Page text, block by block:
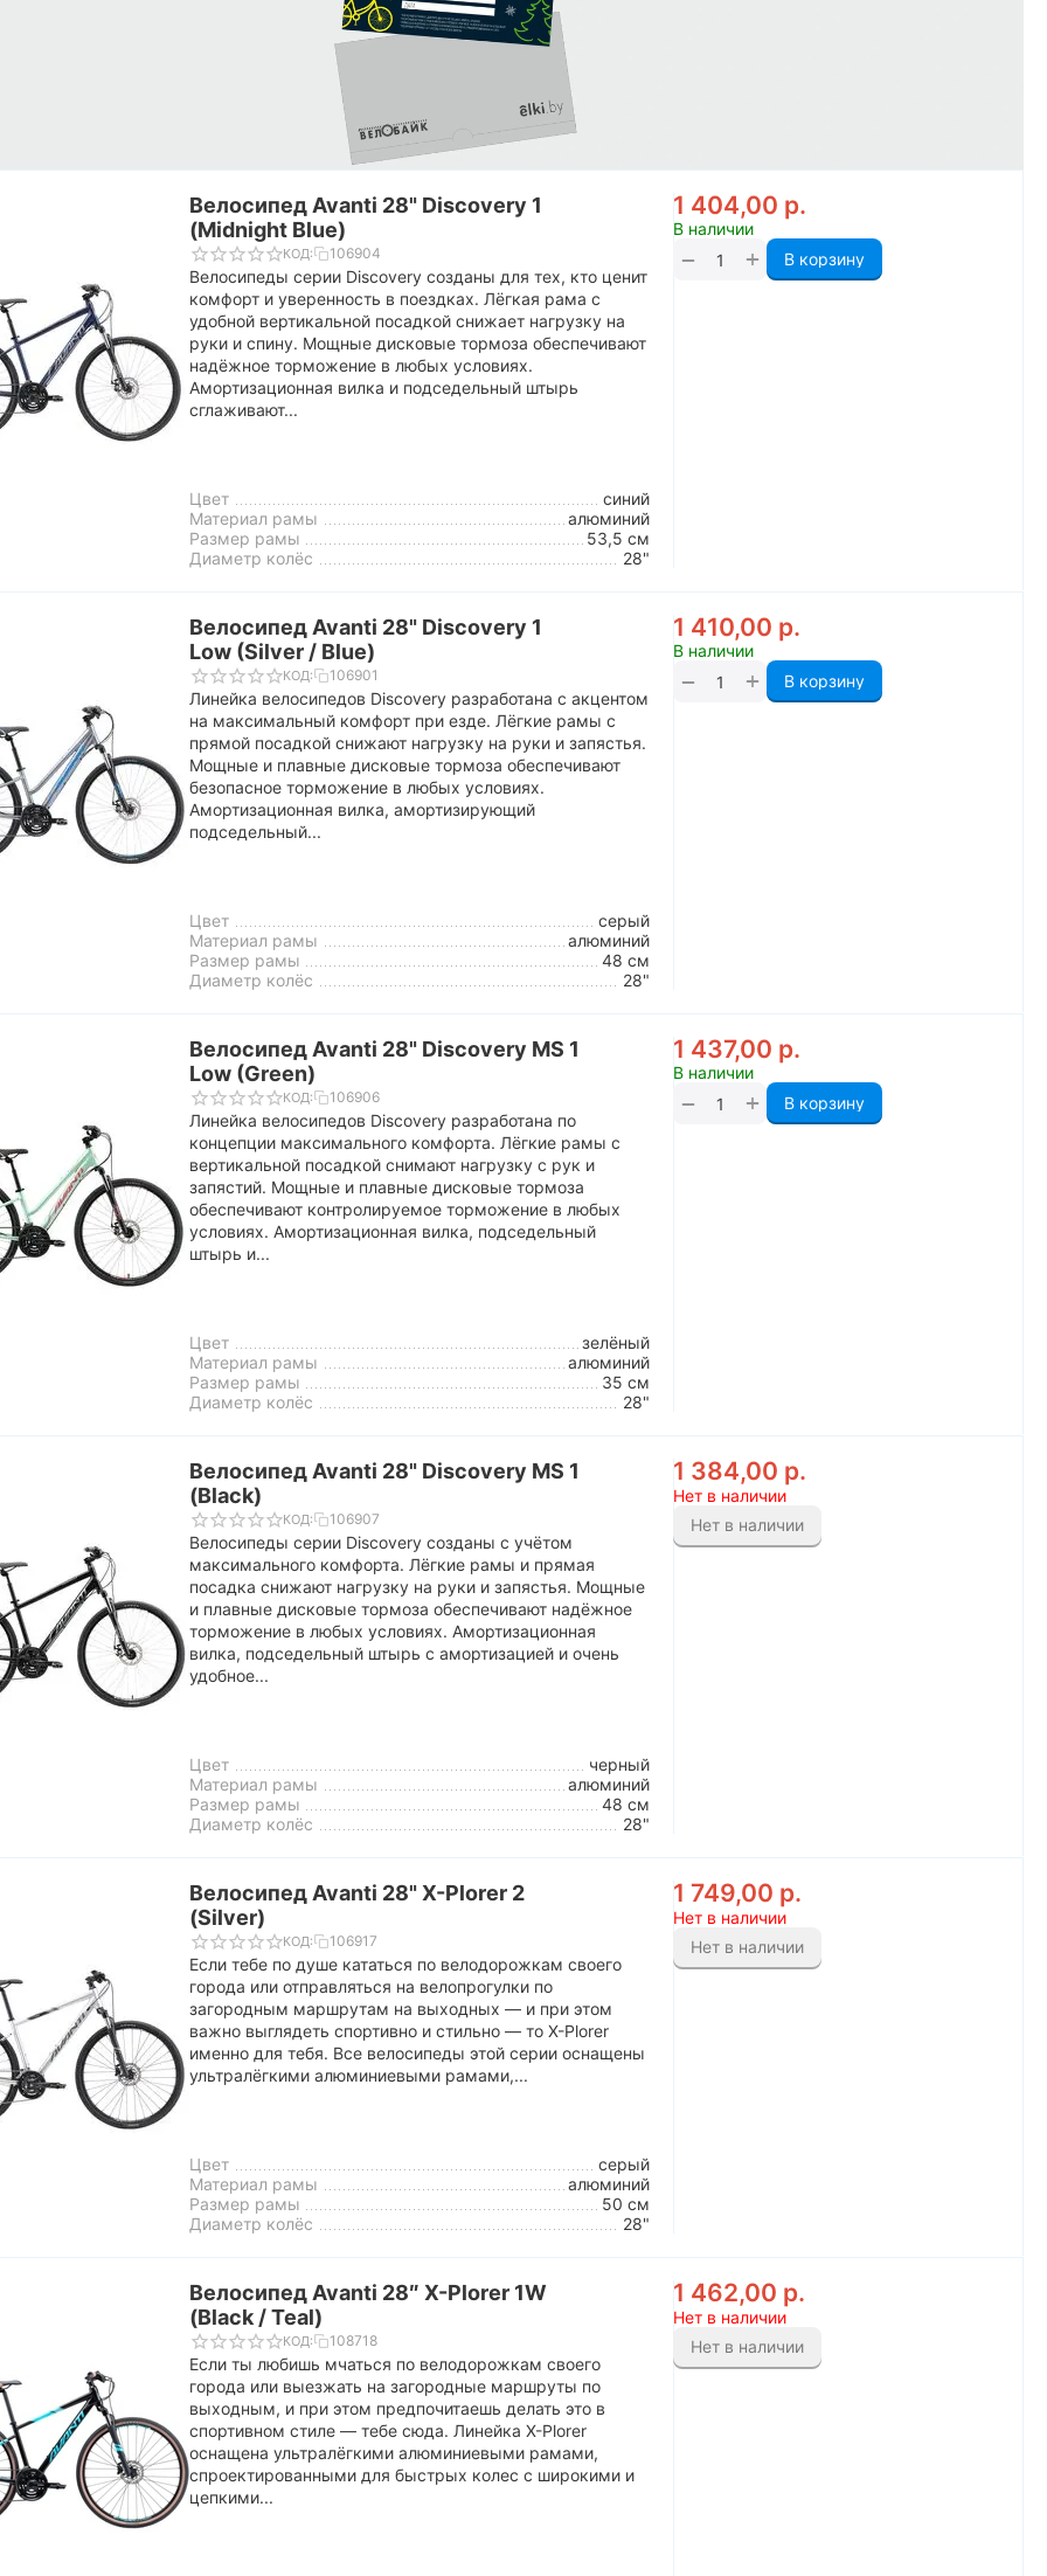
Велосипед Avanti 28" Discovery 1
(Midnight Blue)
КОД: 106904
Велосипеды серии Discovery созданы для тех, кто ценит
комфорт и уверенность в поездках. Лёгкая рама с
удобной вертикальной посадкой снижает нагрузку на
руки и спину. Мощные дисковые тормоза обеспечивают
надёжное торможение в любых условиях.
Амортизационная вилка и подседельный штырь
сглаживают...
Цвет
синий
Материал рамы
алюминий
Размер рамы
53,5 см
Диаметр колёс
28"
1 404,00 р.
В наличии
+
− В корзину
Велосипед Avanti 28" Discovery 1
Low (Silver / Blue)
КОД: 106901
Линейка велосипедов Discovery разработана с акцентом
на максимальный комфорт при езде. Лёгкие рамы с
прямой посадкой снижают нагрузку на руки и запястья.
Мощные и плавные дисковые тормоза обеспечивают
безопасное торможение в любых условиях.
Амортизационная вилка, амортизирующий
подседельный...
Цвет
серый
Материал рамы
алюминий
Размер рамы
48 см
Диаметр колёс
28"
1 410,00 р.
В наличии
+
− В корзину
Велосипед Avanti 28" Discovery MS 1
Low (Green)
КОД: 106906
Линейка велосипедов Discovery разработана по
концепции максимального комфорта. Лёгкие рамы с
вертикальной посадкой снимают нагрузку с рук и
запястий. Мощные и плавные дисковые тормоза
обеспечивают контролируемое торможение в любых
условиях. Амортизационная вилка, подседельный
штырь и...
Цвет
зелёный
Материал рамы
алюминий
Размер рамы
35 см
Диаметр колёс
28"
1 437,00 р.
В наличии
+
− В корзину
Велосипед Avanti 28" Discovery MS 1
(Black)
КОД: 106907
Велосипеды серии Discovery созданы с учётом
максимального комфорта. Лёгкие рамы и прямая
посадка снижают нагрузку на руки и запястья. Мощные
и плавные дисковые тормоза обеспечивают надёжное
торможение в любых условиях. Амортизационная
вилка, подседельный штырь с амортизацией и очень
удобное...
Цвет
черный
Материал рамы
алюминий
Размер рамы
48 см
Диаметр колёс
28"
1 384,00 р.
Нет в наличии
Нет в наличии
Велосипед Avanti 28" X-Plorer 2
(Silver)
КОД: 106917
Если тебе по душе кататься по велодорожкам своего
города или отправляться на велопрогулки по
загородным маршрутам на выходных — и при этом
важно выглядеть спортивно и стильно — то X-Plorer
именно для тебя. Все велосипеды этой серии оснащены
ультралёгкими алюминиевыми рамами,...
Цвет
серый
Материал рамы
алюминий
Размер рамы
50 см
Диаметр колёс
28"
1 749,00 р.
Нет в наличии
Нет в наличии
Велосипед Avanti 28″ X-Plorer 1W
(Black / Teal)
КОД: 108718
Если ты любишь мчаться по велодорожкам своего
города или выезжать на загородные маршруты по
выходным, и при этом предпочитаешь делать это в
спортивном стиле — тебе сюда. Линейка X-Plorer
оснащена ультралёгкими алюминиевыми рамами,
спроектированными для быстрых колес с широкими и
цепкими...
1 462,00 р.
Нет в наличии
Нет в наличии